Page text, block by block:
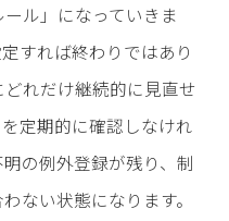
ル」になっていきま
すれば終わりではあり
れだけ継続的に見直せ
定期的に確認しなけれ
の例外登録が残り、制
ない状態になります。